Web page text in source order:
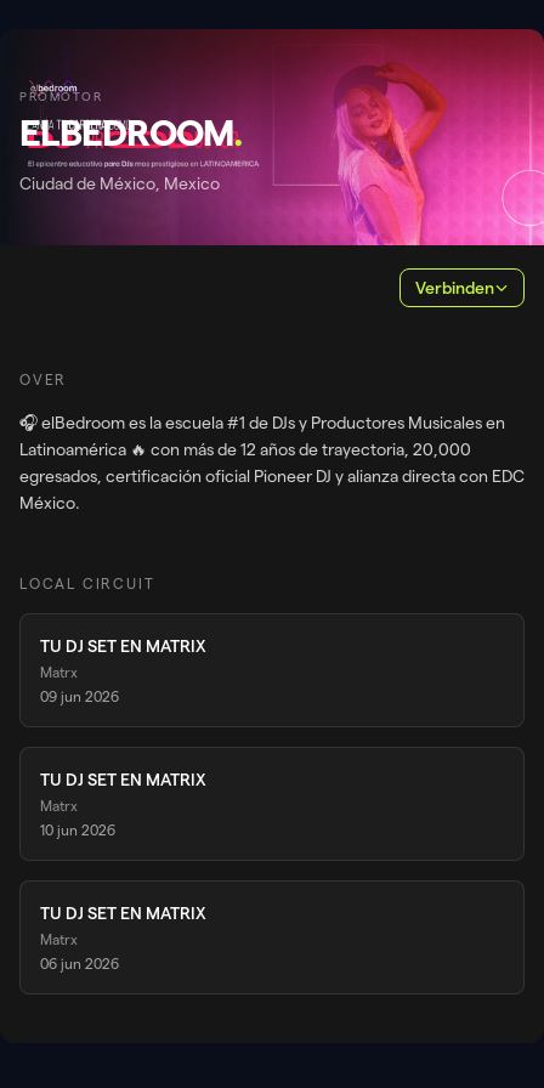
PROMOTOR
ELBEDROOM.
Ciudad de México, Mexico
Verbinden
OVER
🎧 elBedroom es la escuela #1 de DJs y Productores Musicales en
Latinoamérica 🔥 con más de 12 años de trayectoria, 20,000
egresados, certificación oficial Pioneer DJ y alianza directa con EDC
México.
LOCAL CIRCUIT
TU DJ SET EN MATRIX
Matrx
09 jun 2026
TU DJ SET EN MATRIX
Matrx
10 jun 2026
TU DJ SET EN MATRIX
Matrx
06 jun 2026